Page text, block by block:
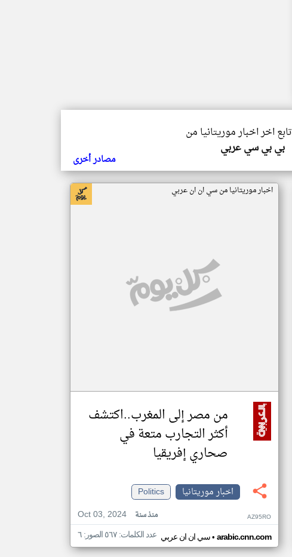
تابع اخر اخبار موريتانيا من
بي بي سي عربي
مصادر أخرى
اخبار موريتانيا من سي ان ان عربي
من مصر إلى المغرب..اكتشف
أكثر التجارب متعة في
صحاري إفريقيا
اخبار موريتانيا
Politics
Oct 03, 2024
منذ سنة AZ95RO
سي ان ان عربي• arabic.cnn.com عدد الكلمات: ٥٦٧ الصور: ٦